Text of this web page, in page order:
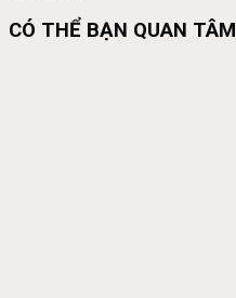
CÓ THỂ BẠN QUAN TÂM